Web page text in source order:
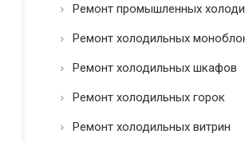
Ремонт промышленных
Ремонт холодильных
Ремонт холодильных шкафов
Ремонт холодильных горок
Ремонт холодильных витрин